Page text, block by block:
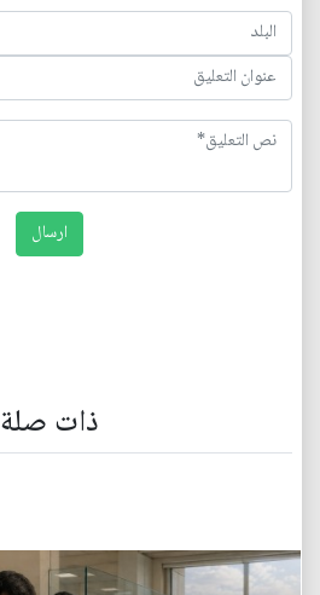
ذات صلة